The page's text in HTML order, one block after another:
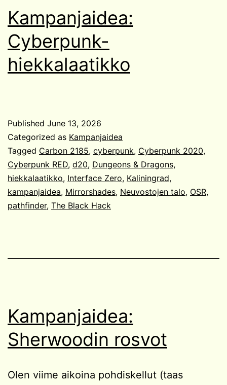
Kampanjaidea:
Cyberpunk-
hiekkalaatikko
Published June 13, 2026
Categorized as Kampanjaidea
Tagged Carbon 2185, cyberpunk, Cyberpunk 2020,
Cyberpunk RED, d20, Dungeons & Dragons,
hiekkalaatikko, Interface Zero, Kaliningrad,
kampanjaidea, Mirrorshades, Neuvostojen talo, OSR,
pathfinder, The Black Hack
Kampanjaidea:
Sherwoodin rosvot
Olen viime aikoina pohdiskellut (taas